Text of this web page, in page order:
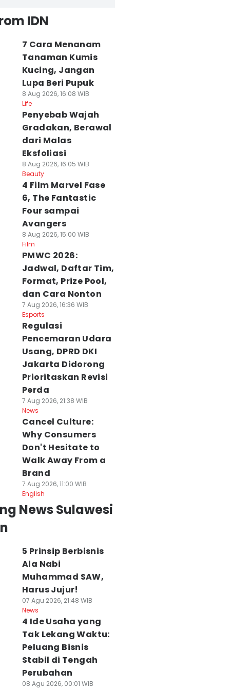
IDN
7 Cara Menanam
Tanaman Kumis
Kucing, Jangan
Lupa Beri Pupuk
8 Aug 2026, 16:08 WIB
Life
Penyebab Wajah
Gradakan, Berawal
dari Malas
Eksfoliasi
8 Aug 2026, 16:05 WIB
Beauty
4 Film Marvel Fase
6, The Fantastic
Four sampai
Avangers
8 Aug 2026, 15:00 WIB
Film
PMWC 2026:
Jadwal, Daftar Tim,
Format, Prize Pool,
dan Cara Nonton
7 Aug 2026, 16:36 WIB
Esports
Regulasi
Pencemaran Udara
Usang, DPRD DKI
Jakarta Didorong
Prioritaskan Revisi
Perda
7 Aug 2026, 21:38 WIB
News
Cancel Culture:
Why Consumers
Don't Hesitate to
Walk Away From a
Brand
7 Aug 2026, 11:00 WIB
English
News Sulawesi
5 Prinsip Berbisnis
Ala Nabi
Muhammad SAW,
Harus Jujur!
07 Agu 2026, 21:48 WIB
News
4 Ide Usaha yang
Tak Lekang Waktu:
Peluang Bisnis
Stabil di Tengah
Perubahan
08 Agu 2026, 00:01 WIB